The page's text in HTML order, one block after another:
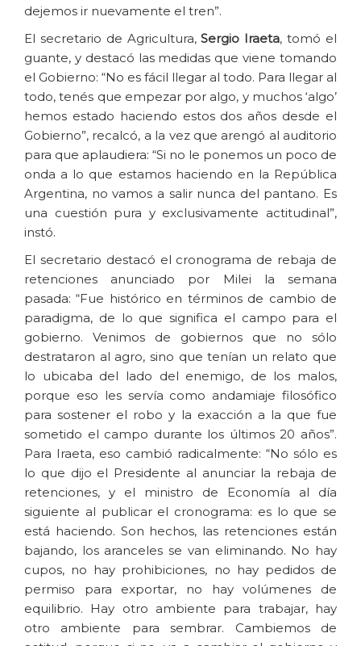
dejemos ir nuevamente el tren”.
El secretario de Agricultura,Sergio Iraeta, tomó el
guante, y destacó las medidas que viene tomando
el Gobierno: “No es fácil llegar al todo. Para llegar al
todo, tenés que empezar por algo, y muchos ‘algo’
hemos estado haciendo estos dos años desde el
Gobierno”, recalcó, a la vez que arengó al auditorio
para que aplaudiera: “Si no le ponemos un poco de
onda a lo que estamos haciendo en la República
Argentina, no vamos a salir nunca del pantano. Es
una cuestión pura y exclusivamente actitudinal”,
instó.
El secretario destacó el cronograma de rebaja de
retenciones anunciado por Milei la semana
pasada: “Fue histórico en términos de cambio de
paradigma, de lo que significa el campo para el
gobierno. Venimos de gobiernos que no sólo
destrataron al agro, sino que tenían un relato que
lo ubicaba del lado del enemigo, de los malos,
porque eso les servía como andamiaje filosófico
para sostener el robo y la exacción a la que fue
sometido el campo durante los últimos 20 años”.
Para Iraeta, eso cambió radicalmente: “No sólo es
lo que dijo el Presidente al anunciar la rebaja de
retenciones, y el ministro de Economía al día
siguiente al publicar el cronograma: es lo que se
está haciendo. Son hechos, las retenciones están
bajando, los aranceles se van eliminando. No hay
cupos, no hay prohibiciones, no hay pedidos de
permiso para exportar, no hay volúmenes de
equilibrio. Hay otro ambiente para trabajar, hay
otro ambiente para sembrar. Cambiemos de